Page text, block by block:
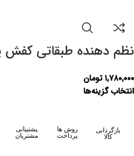
نظم دهنده طبقاتی کفش
۱,۷۸۰,۰۰۰تومان
انتخاب گزینه‌ها
بازگردانی
کالا
روش ها
پرداخت
پشتیبانی
مشتریان